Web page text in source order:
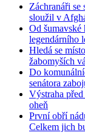
Záchranáři
sloužil v
Od
legendárního
Hledá se
žabomyších
Do
senátora
Výstraha
oheň
První obří
Celkem jich